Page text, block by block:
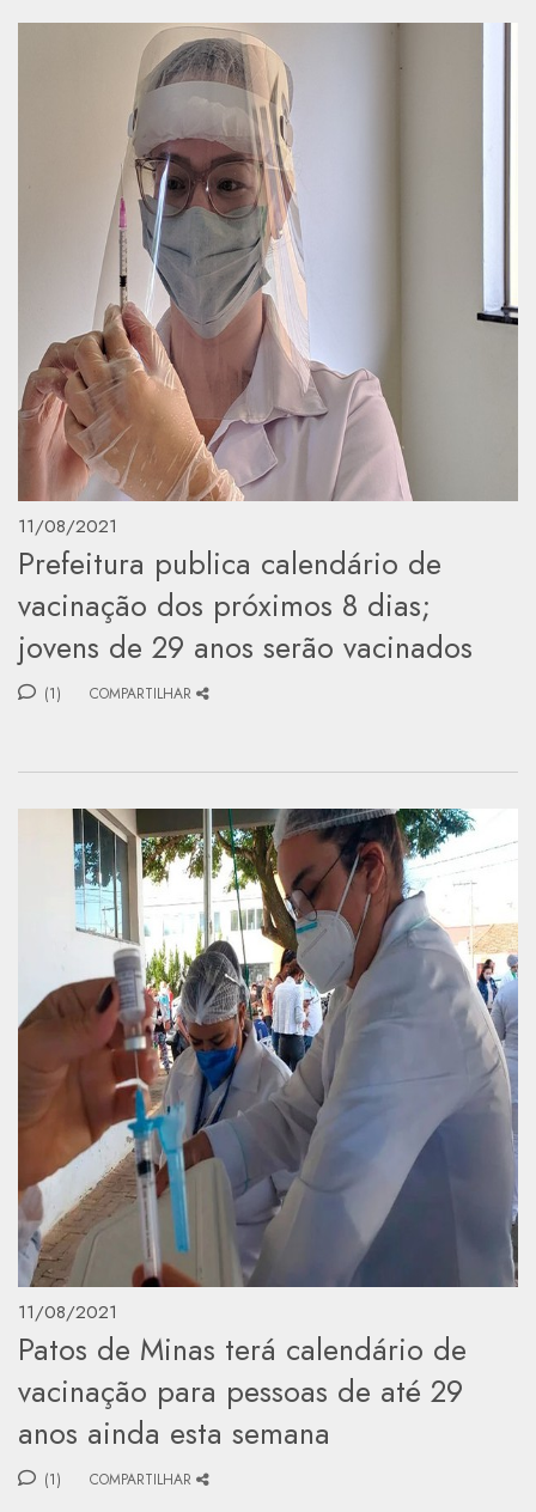
11/08/2021
Prefeitura publica calendário de
vacinação dos próximos 8 dias;
jovens de 29 anos serão vacinados
(1) COMPARTILHAR
11/08/2021
Patos de Minas terá calendário de
vacinação para pessoas de até 29
anos ainda esta semana
(1) COMPARTILHAR